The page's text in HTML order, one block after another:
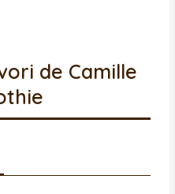
de Camille